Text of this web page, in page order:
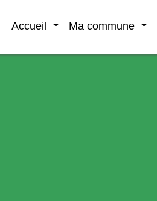
Accueil Ma commune